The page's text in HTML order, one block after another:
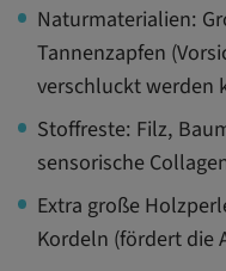
Naturmaterialien:
Tannenzapfen
verschluckt werden
Stoffreste: Filz,
sensorische
Extra große
Kordeln (fördert die